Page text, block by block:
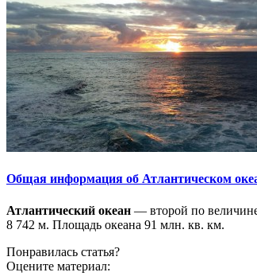
Общая информация об Атлантическом
Атлантический океан — второй по
8 742 м. Площадь океана 91 млн. кв. км.
Понравилась статья?
Оцените материал: